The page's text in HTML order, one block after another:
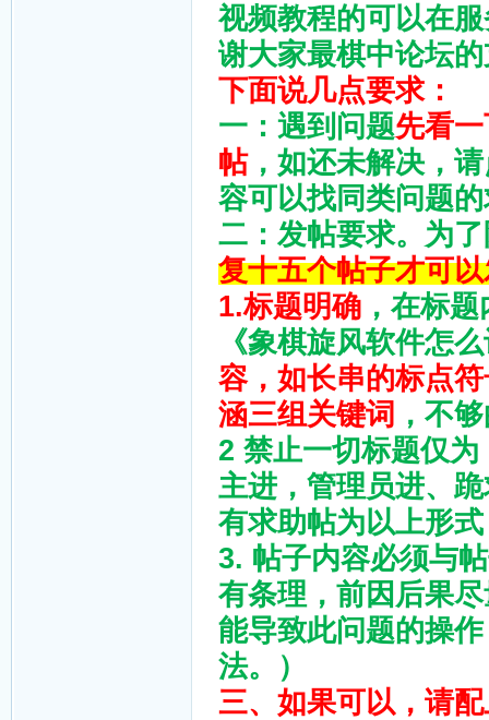
视频教程的可以在
谢大家最棋中论坛
下面说几点要求：
一：遇到问题先看
帖，如还未解决，
容可以找同类问题
二：发帖要求。为
复十五个帖子才可
1.标题明确 ，在标
《象棋旋风软件怎
容，如长串的标点
涵三组关键词 ，不
2 禁止一切标题仅
主进，管理员进、
有求助帖为以上形
3. 帖子内容必须与
有条理，前因后果
能导致此问题的操
法。）
三、如果可以，请